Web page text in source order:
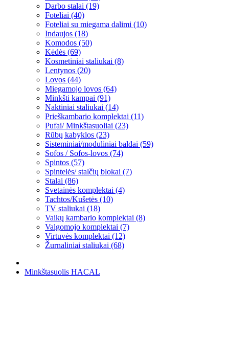
Darbo stalai (19)
Foteliai (40)
Foteliai su miegama dalimi (10)
Indaujos (18)
Komodos (50)
Kėdės (69)
Kosmetiniai staliukai (8)
Lentynos (20)
Lovos (44)
Miegamojo lovos (64)
Minkšti kampai (91)
Naktiniai staliukai (14)
Prieškambario komplektai (11)
Pufai/ Minkštasuoliai (23)
Rūbų kabyklos (23)
Sisteminiai/moduliniai baldai (59)
Sofos / Sofos-lovos (74)
Spintos (57)
Spintelės/ stalčių blokai (7)
Stalai (86)
Svetainės komplektai (4)
Tachtos/Kušetės (10)
TV staliukai (18)
Vaikų kambario komplektai (8)
Valgomojo komplektai (7)
Virtuvės komplektai (12)
Žurnaliniai staliukai (68)
Minkštasuolis HACAL